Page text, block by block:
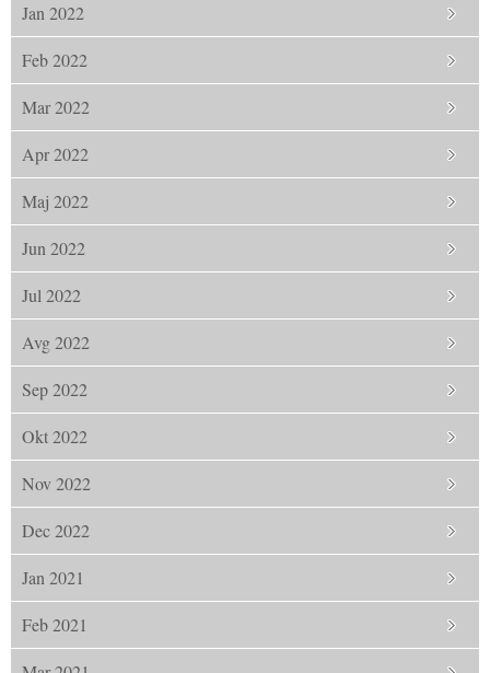
Jan 2022
Feb 2022
Mar 2022
Apr 2022
Maj 2022
Jun 2022
Jul 2022
Avg 2022
Sep 2022
Okt 2022
Nov 2022
Dec 2022
Jan 2021
Feb 2021